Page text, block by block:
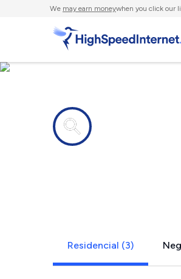
We may earn moneywhen you click our
Residencial (3)